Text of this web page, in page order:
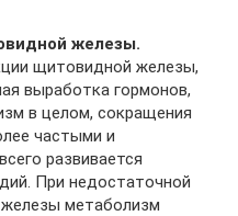
железы.
щитовидной железы,
выработка гормонов,
в целом, сокращения
частыми и
развивается
При недостаточной
метаболизм